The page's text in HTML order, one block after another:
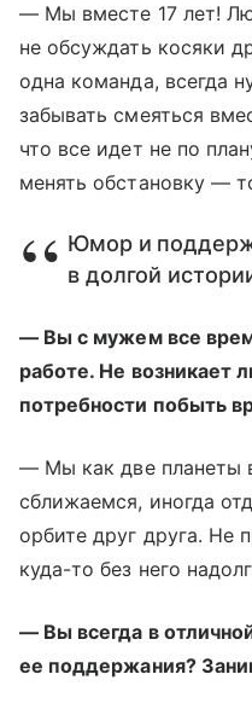
— Мы вместе 17 лет!
не обсуждать косяки
одна команда, всегда
забывать смеяться
что все идет не по
менять обстановку —
Юмор и
в долгой
— Вы с мужем все
работе. Не возникает
потребности побыть
— Мы как две планеты
сближаемся, иногда
орбите друг друга. Не
куда-то без него
— Вы всегда в
ее поддержания?